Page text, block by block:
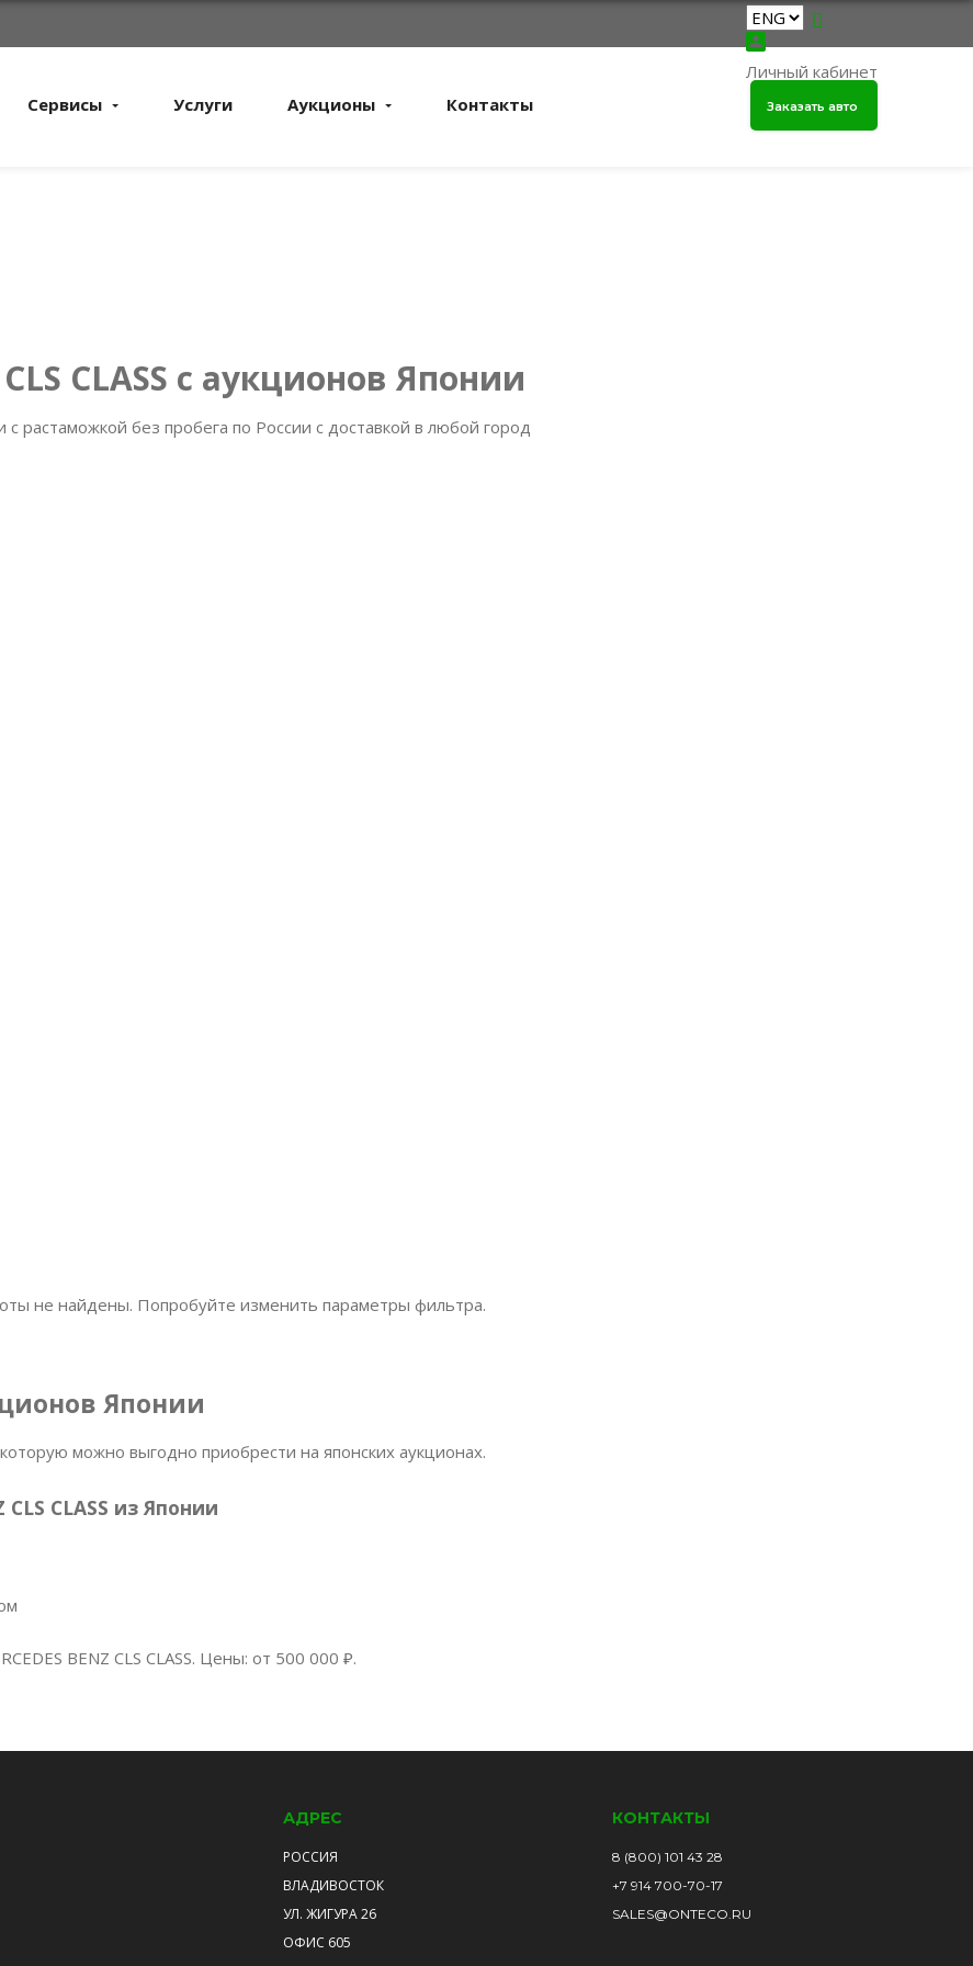
Личный кабинет
Сервисы Услуги Аукционы Контакты Заказать авто
CLASS с аукционов Японии
с растаможкой без пробега по России с доставкой в любой город
не найдены. Попробуйте изменить параметры фильтра.
Японии
можно выгодно приобрести на японских аукционах.
CLASS из Японии
BENZ CLS CLASS. Цены: от 500 000 ₽.
АДРЕС
РОССИЯ
ВЛАДИВОСТОК
УЛ. ЖИГУРА 26
ОФИС 605
КОНТАКТЫ
8 (800) 101 43 28
+7 914 700-70-17
SALES@ONTECO.RU